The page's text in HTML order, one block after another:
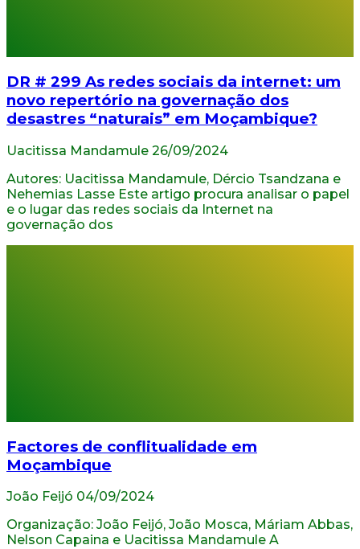
DR # 299 As redes sociais da internet: um
novo repertório na governação dos
desastres “naturais” em Moçambique?
Uacitissa Mandamule 26/09/2024
Autores: Uacitissa Mandamule, Dércio Tsandzana e
Nehemias Lasse Este artigo procura analisar o papel
e o lugar das redes sociais da Internet na
governação dos
Factores de conflitualidade em
Moçambique
João Feijó 04/09/2024
Organização: João Feijó, João Mosca, Máriam Abbas,
Nelson Capaina e Uacitissa Mandamule A